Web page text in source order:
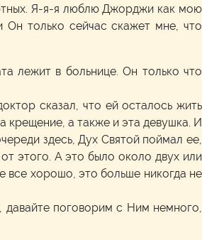
Я-я-я люблю Джорджи как мою
Он только сейчас скажет мне, что
лежит в больнице. Он только что
сказал, что ей осталось жить
крещение, а также и эта девушка. И
здесь, Дух Святой поймал ее,
этого. А это было около двух или
все хорошо, это больше никогда не
давайте поговорим с Ним немного,